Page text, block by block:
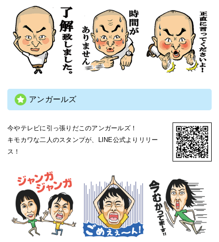
アンガールズ
今やテレビに引っ張りだこのアンガールズ！
キモカワな二人のスタンプが、LINE公式よりリリー
ス！